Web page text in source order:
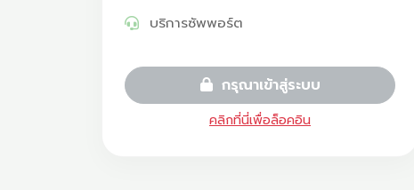
บริการซัพพอร์ต
กรุณาเข้าสู่ระบบ
คลิกที่นี่เพื่อล็อคอิน